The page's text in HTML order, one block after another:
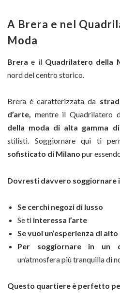
A Brera e nel
Moda
Brera e il Quadrilatero della
nord del centro storico.
Brera è caratterizzata da
d’arte, mentre il Quadrilatero
della moda di alta gamma
stilisti. Soggiornare qui ti
sofisticato di Milano pur
Dovresti davvero soggiornare
Se cerchi negozi di lusso
Se ti interessa l’arte
Se vuoi un’esperienza di
Per soggiornare in un
un’atmosfera più tranquilla di
Questo quartiere è perfetto